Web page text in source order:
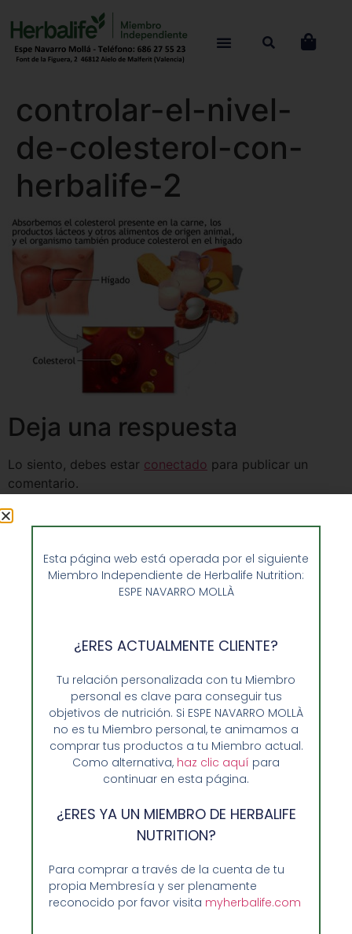
controlar-el-nivel-
de-colesterol-con-
herbalife-2
Deja una respuesta
Lo siento, debes estar conectado para publicar un
comentario.
Opiniones de Clientes
Sobre Nosotros y Herbalife
GUIA RAPIDA Y AYUDA
Guía de Compra
Esta página web está operada por el siguiente
Miembro Independiente de Herbalife Nutrition:
ESPE NAVARRO MOLLÀ
¿ERES ACTUALMENTE CLIENTE?
Tu relación personalizada con tu Miembro
personal es clave para conseguir tus
objetivos de nutrición. Si ESPE NAVARRO MOLLÀ
no es tu Miembro personal, te animamos a
comprar tus productos a tu Miembro actual.
Como alternativa, haz clic aquí para
continuar en esta página.
¿ERES YA UN MIEMBRO DE HERBALIFE
NUTRITION?
Para comprar a través de la cuenta de tu
propia Membresía y ser plenamente
reconocido por favor visita myherbalife.com